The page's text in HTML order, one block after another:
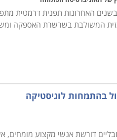
האחרונות תפנית דרמטית
המשולבת בשרשרת האספקה
בהתמחות לוגיסטיקה
דורשת אנשי מקצוע מומחים,